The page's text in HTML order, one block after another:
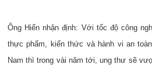
Ông Hiển nhận định: Với tốc độ công
thực phẩm, kiến thức và hành vi an
Nam thì trong vài năm tới, ung thư sẽ